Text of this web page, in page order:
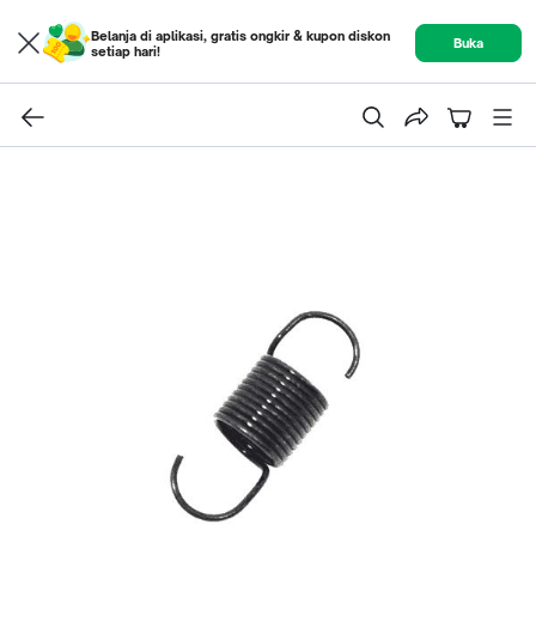
Belanja di aplikasi, gratis ongkir & kupon diskon
setiap hari!
Buka